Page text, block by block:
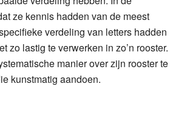
ze kennis hadden van de meest
verdeling van letters hadden
zo lastig te verwerken in zo’n rooster.
manier over zijn rooster te
kunstmatig aandoen.